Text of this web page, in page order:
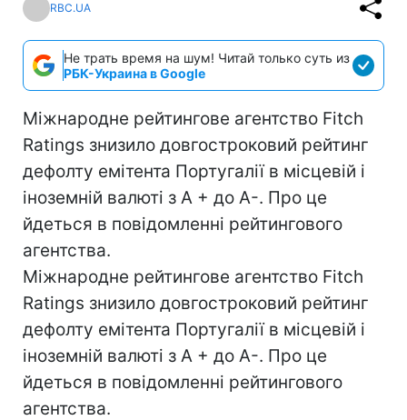
RBC.UA
Не трать время на шум! Читай только суть из
РБК-Украина в Google
Міжнародне рейтингове агентство Fitch
Ratings знизило довгостроковий рейтинг
дефолту емітента Португалії в місцевій і
іноземній валюті з А + до А-. Про це
йдеться в повідомленні рейтингового
агентства.
Міжнародне рейтингове агентство Fitch
Ratings знизило довгостроковий рейтинг
дефолту емітента Португалії в місцевій і
іноземній валюті з А + до А-. Про це
йдеться в повідомленні рейтингового
агентства.